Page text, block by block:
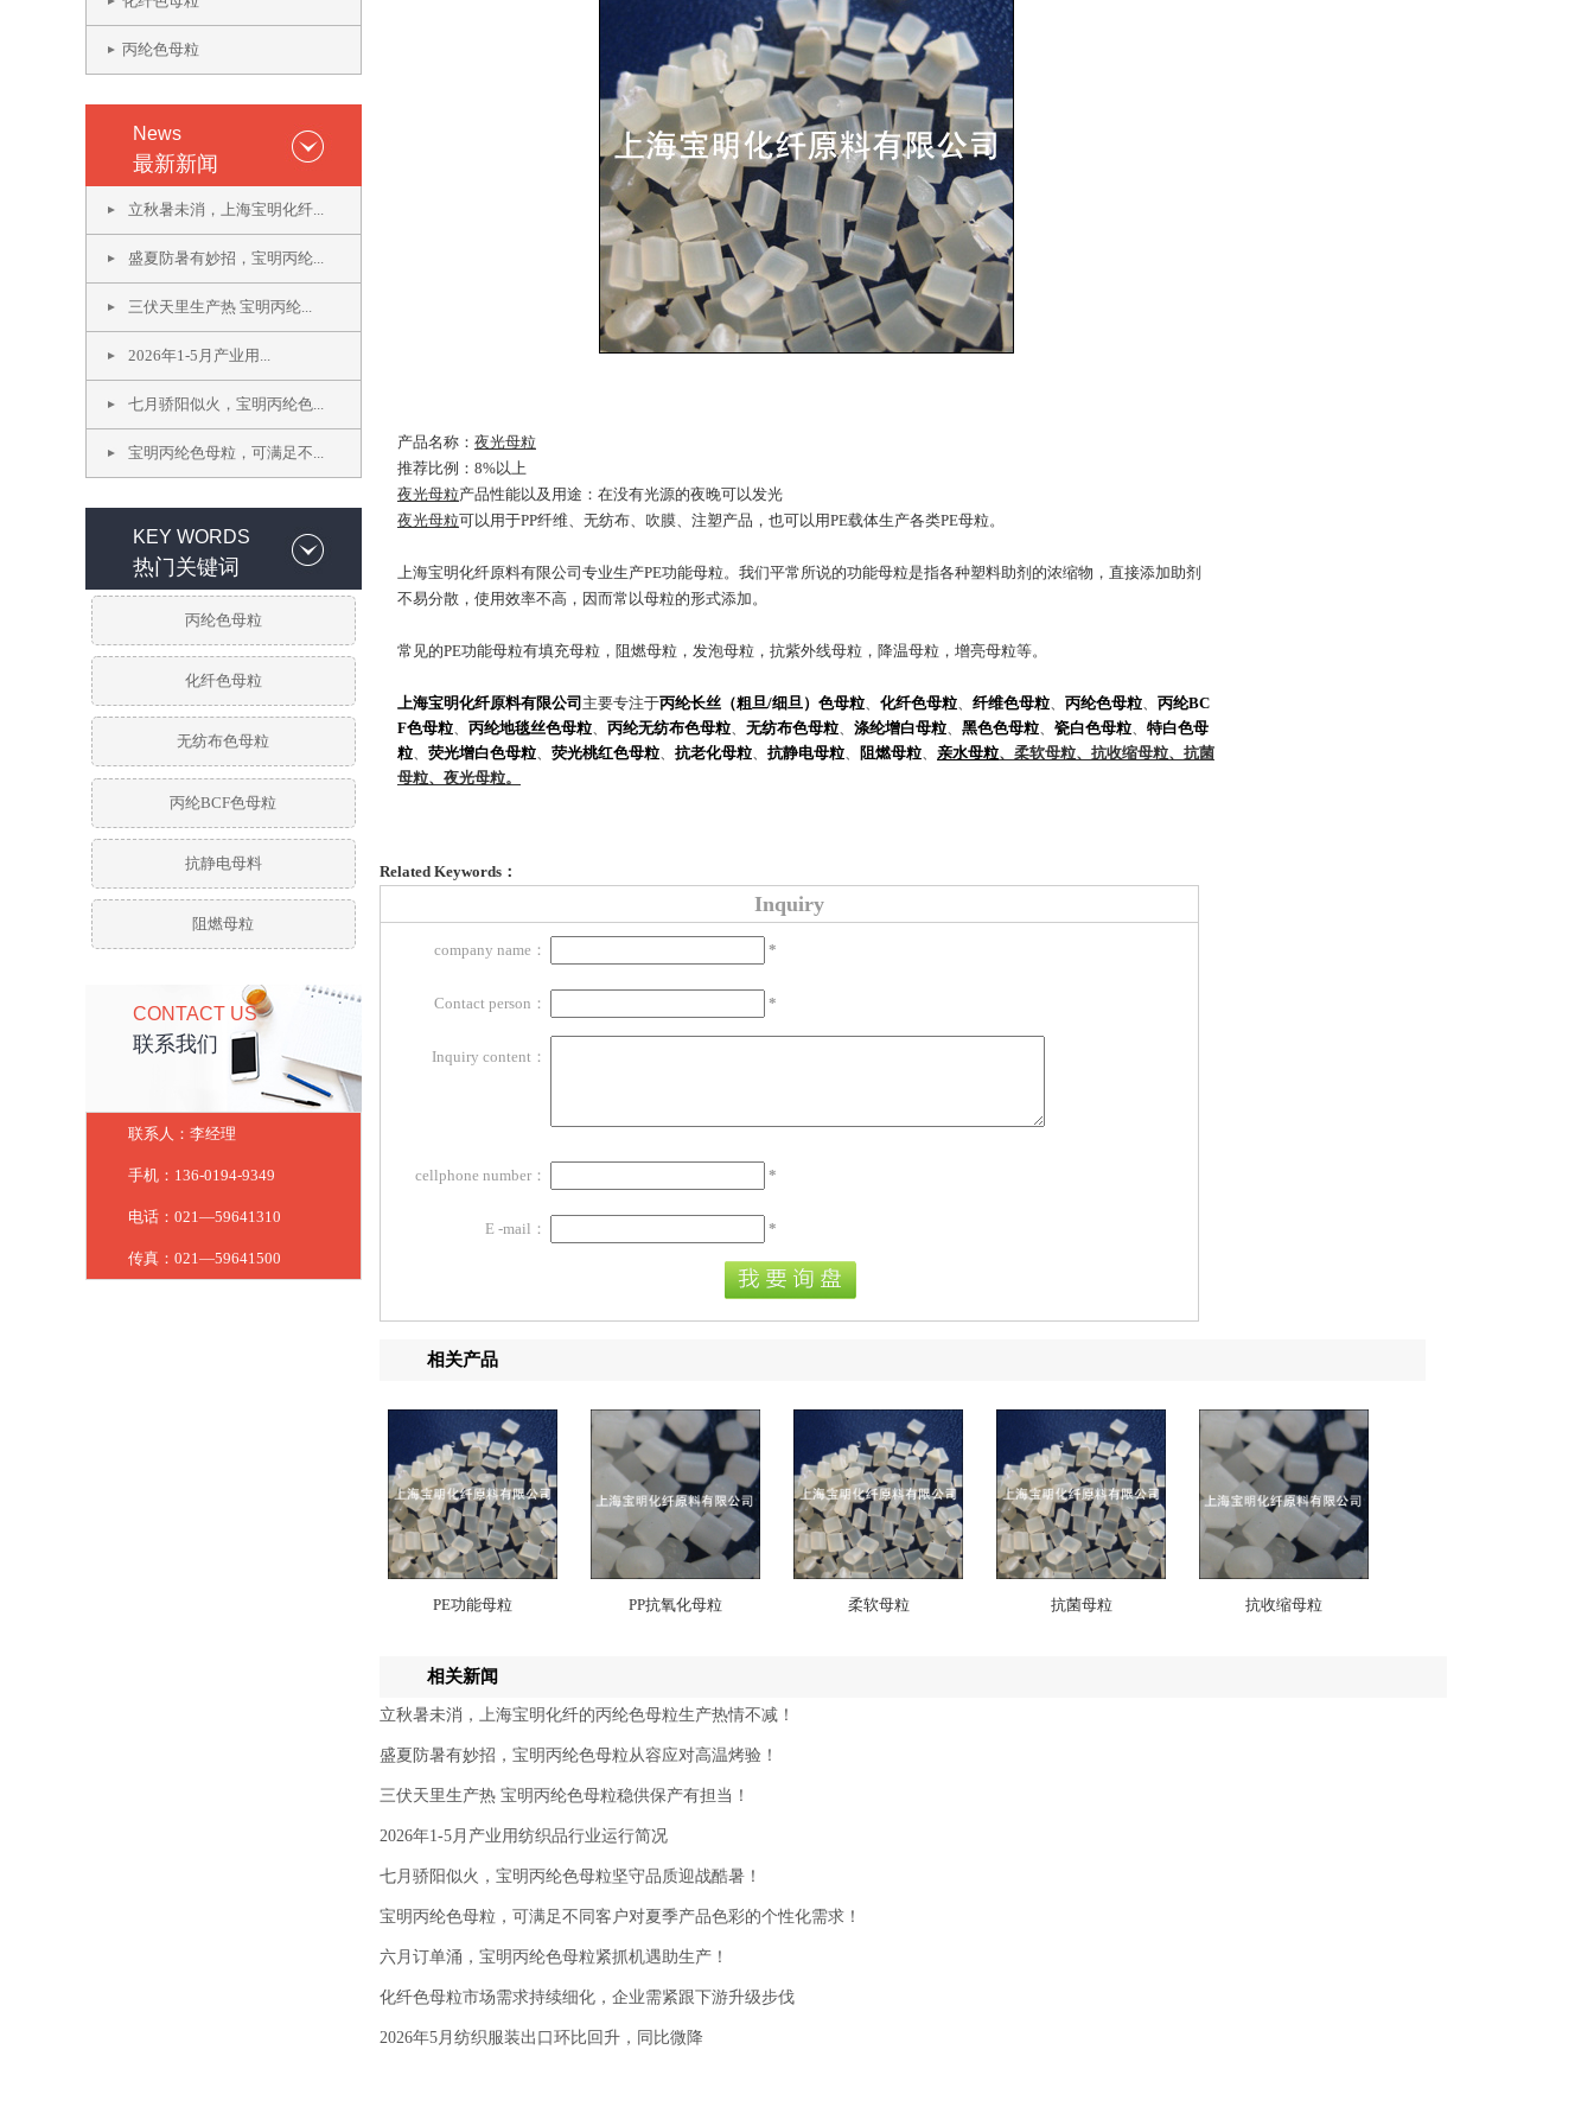
丙纶色母粒
News
最新新闻
立秋暑未消，上海宝明化纤...
盛夏防暑有妙招，宝明丙纶...
三伏天里生产热 宝明丙纶...
2026年1-5月产业用...
七月骄阳似火，宝明丙纶色...
宝明丙纶色母粒，可满足不...
KEY WORDS
热门关键词
丙纶色母粒
化纤色母粒
无纺布色母粒
丙纶BCF色母粒
抗静电母料
阻燃母粒
CONTACT US
联系我们
联系人：李经理
手机：136-0194-9349
电话：021—59641310
传真：021—59641500
产品名称： 夜光母粒
推荐比例：8%以上
夜光母粒产品性能以及用途：在没有光源的夜晚可以发光
夜光母粒可以用于PP纤维、无纺布、吹膜、注塑产品，也可以用PE载体生产各类PE母粒。
上海宝明化纤原料有限公司专业生产PE功能母粒。我们平常所说的功能母粒是指各种塑料助剂的浓缩物，直接添加助剂
不易分散，使用效率不高，因而常以母粒的形式添加。
常见的PE功能母粒有填充母粒，阻燃母粒，发泡母粒，抗紫外线母粒，降温母粒，增亮母粒等。
上海宝明化纤原料有限公司 主要专注于丙纶长丝（粗旦/细旦）色母粒、 化纤色母粒、 纤维色母粒、 丙纶色母粒、 丙纶BC
F色母粒、 丙纶地毯丝色母粒、 丙纶无纺布色母粒、 无纺布色母粒、 涤纶增白母粒、 黑色色母粒、 瓷白色母粒、 特白色母
粒、 荧光增白色母粒、 荧光桃红色母粒、 抗老化母粒、 抗静电母粒、 阻燃母粒、 亲水母粒、 柔软母粒、 抗收缩母粒、 抗菌
母粒、 夜光母粒。
Related Keywords：
Inquiry
company name： *
Contact person： *
Inquiry content：
cellphone number： *
E -mail： *
相关产品
PE功能母粒 PP抗氧化母粒​ 柔软母粒 抗菌母粒 抗收缩母粒
相关新闻
立秋暑未消，上海宝明化纤的丙纶色母粒生产热情不减！
盛夏防暑有妙招，宝明丙纶色母粒从容应对高温烤验！
三伏天里生产热 宝明丙纶色母粒稳供保产有担当！
2026年1-5月产业用纺织品行业运行简况
七月骄阳似火，宝明丙纶色母粒坚守品质迎战酷暑！
宝明丙纶色母粒，可满足不同客户对夏季产品色彩的个性化需求！
六月订单涌，宝明丙纶色母粒紧抓机遇助生产！
化纤色母粒市场需求持续细化，企业需紧跟下游升级步伐
2026年5月纺织服装出口环比回升，同比微降